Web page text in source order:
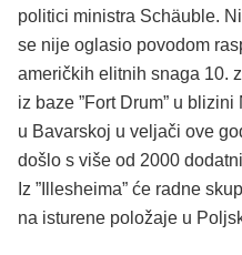
politici ministra Schäuble.
se nije oglasio povodom
američkih elitnih snaga 10.
iz baze ”Fort Drum” u
u Bavarskoj u veljači ove
došlo s više od 2000
Iz ”Illesheima” će radne
na isturene položaje u